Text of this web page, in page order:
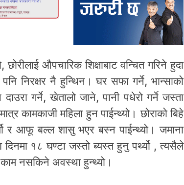
औपचारिक शिक्षाबाट वन्चित गरिने हुदा
निरक्षर नै हुन्थिन। घर सफा गर्ने, भान्साको
दाउरा गर्ने, खेतालो जाने, पानी पधेरो गर्ने जस्ता
कामकाजी महिला हुन पाईन्थ्यो। छोराको बिहे
र आफू बल्ल शासु भएर बस्न पाईन्थ्यो। जमाना
दिनमा १८ घण्टा जस्तो ब्यस्त हुनु पर्थ्यो , त्यसैले
नसकिने अवस्था हुन्थ्यो।